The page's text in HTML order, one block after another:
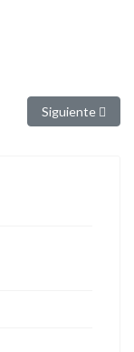
Artículo
Siguiente